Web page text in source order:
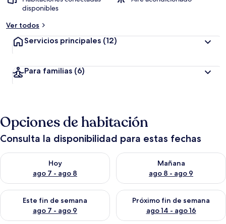
disponibles
Ver todos
Servicios principales (12)
Para familias (6)
Opciones de habitación
Consulta la disponibilidad para estas fechas
Hoy
ago 7 - ago 8
Consulta la disponibilidad para hoy ago 7 - ago 8
Mañana
ago 8 - ago 9
Consulta la disponibilidad
Este fin de semana
ago 7 - ago 9
Consulta la disponibilidad para este fin de semana ago 7 -
Próximo fin de semana
ago 14 - ago 16
Consulta la disponibilidad